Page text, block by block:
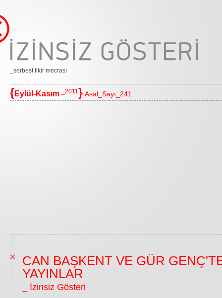
_serbest fikir mecrası
{Eylül-Kasım _2011} Asal_Sayı_241
CAN BAŞKENT VE GÜR
YAYINLAR
_ İzinsiz Gösteri